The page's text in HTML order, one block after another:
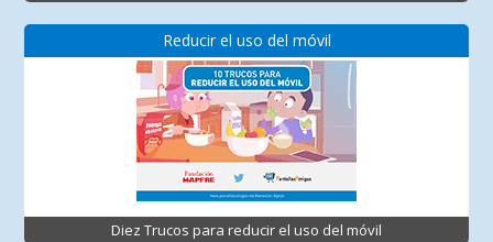
Reducir el uso del móvil
Diez Trucos para reducir el uso del móvil